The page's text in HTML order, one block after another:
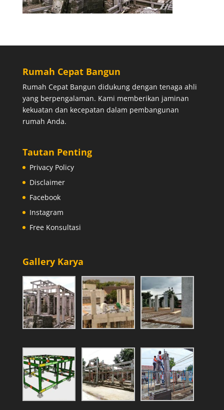
Rumah Cepat Bangun
Rumah Cepat Bangun didukung dengan tenaga ahli
yang berpengalaman. Kami memberikan jaminan
kekuatan dan kecepatan dalam pembangunan
rumah Anda.
Tautan Penting
Privacy Policy
Disclaimer
Facebook
Instagram
Free Konsultasi
Gallery Karya